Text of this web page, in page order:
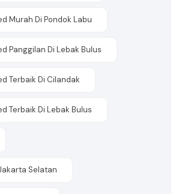
Murah Di Pondok Labu
Panggilan Di Lebak Bulus
Terbaik Di Cilandak
Terbaik Di Lebak Bulus
Selatan